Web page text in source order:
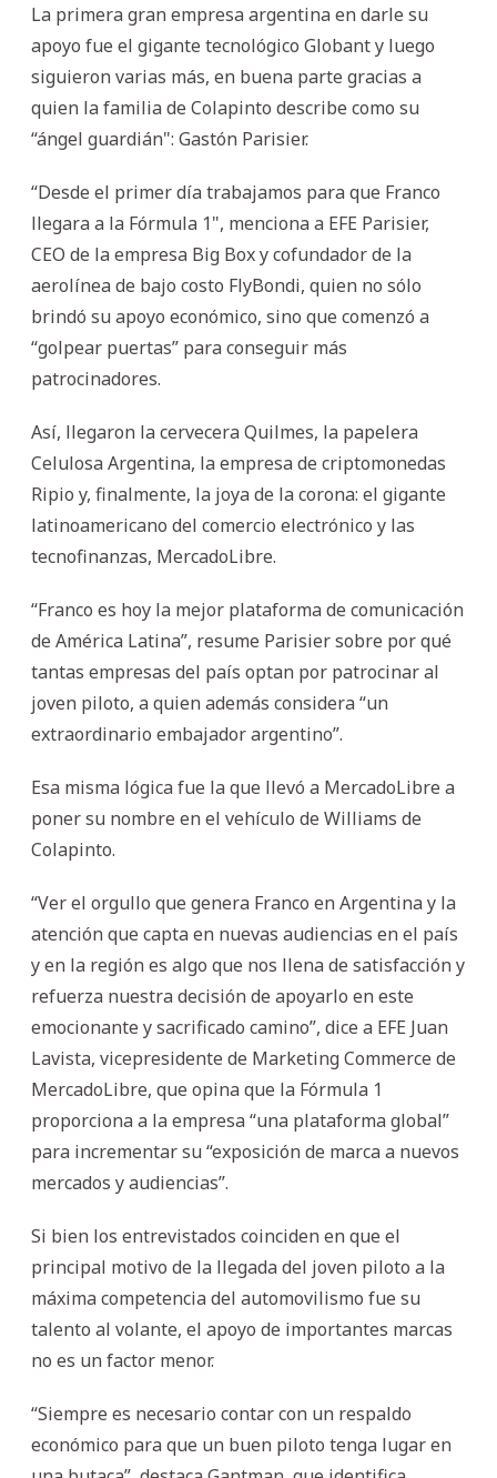
La primera gran empresa argentina en darle su
apoyo fue el gigante tecnológico Globant y luego
siguieron varias más, en buena parte gracias a
quien la familia de Colapinto describe como su
“ángel guardián": Gastón Parisier.
“Desde el primer día trabajamos para que Franco
llegara a la Fórmula 1", menciona a EFE Parisier,
CEO de la empresa Big Box y cofundador de la
aerolínea de bajo costo FlyBondi, quien no sólo
brindó su apoyo económico, sino que comenzó a
“golpear puertas” para conseguir más
patrocinadores.
Así, llegaron la cervecera Quilmes, la papelera
Celulosa Argentina, la empresa de criptomonedas
Ripio y, finalmente, la joya de la corona: el gigante
latinoamericano del comercio electrónico y las
tecnofinanzas, MercadoLibre.
“Franco es hoy la mejor plataforma de comunicación
de América Latina”, resume Parisier sobre por qué
tantas empresas del país optan por patrocinar al
joven piloto, a quien además considera “un
extraordinario embajador argentino”.
Esa misma lógica fue la que llevó a MercadoLibre a
poner su nombre en el vehículo de Williams de
Colapinto.
“Ver el orgullo que genera Franco en Argentina y la
atención que capta en nuevas audiencias en el país
y en la región es algo que nos llena de satisfacción y
refuerza nuestra decisión de apoyarlo en este
emocionante y sacrificado camino”, dice a EFE Juan
Lavista, vicepresidente de Marketing Commerce de
MercadoLibre, que opina que la Fórmula 1
proporciona a la empresa “una plataforma global”
para incrementar su “exposición de marca a nuevos
mercados y audiencias”.
Si bien los entrevistados coinciden en que el
principal motivo de la llegada del joven piloto a la
máxima competencia del automovilismo fue su
talento al volante, el apoyo de importantes marcas
no es un factor menor.
“Siempre es necesario contar con un respaldo
económico para que un buen piloto tenga lugar en